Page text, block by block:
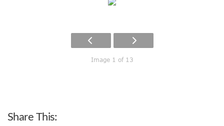
Image 1 of 13
Share This: